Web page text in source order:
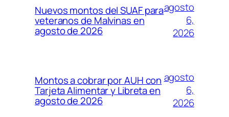
Nuevos montos del SUAF para
veteranos de Malvinas en
agosto de 2026
agosto
6,
2026
Montos a cobrar por AUH con
Tarjeta Alimentar y Libreta en
agosto de 2026
agosto
6,
2026